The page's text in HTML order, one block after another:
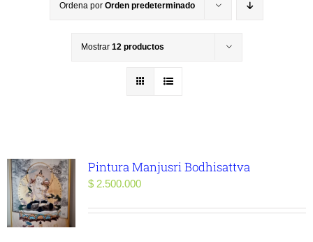
Ordena por Orden predeterminado
Mostrar 12 productos
Pintura Manjusri Bodhisattva
$2.500.000